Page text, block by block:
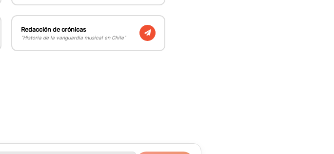
Redacción de crónicas
"Historia de la vanguardia musical en Chile"